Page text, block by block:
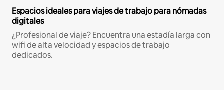
Espacios ideales para viajes de trabajo para nómadas
digitales
¿Profesional de viaje? Encuentra una estadía larga con
wifi de alta velocidad y espacios de trabajo
dedicados.